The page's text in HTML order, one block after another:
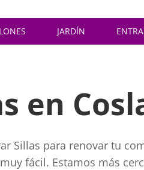
JARDÍN
en
Sillas para renovar tu
fácil. Estamos más